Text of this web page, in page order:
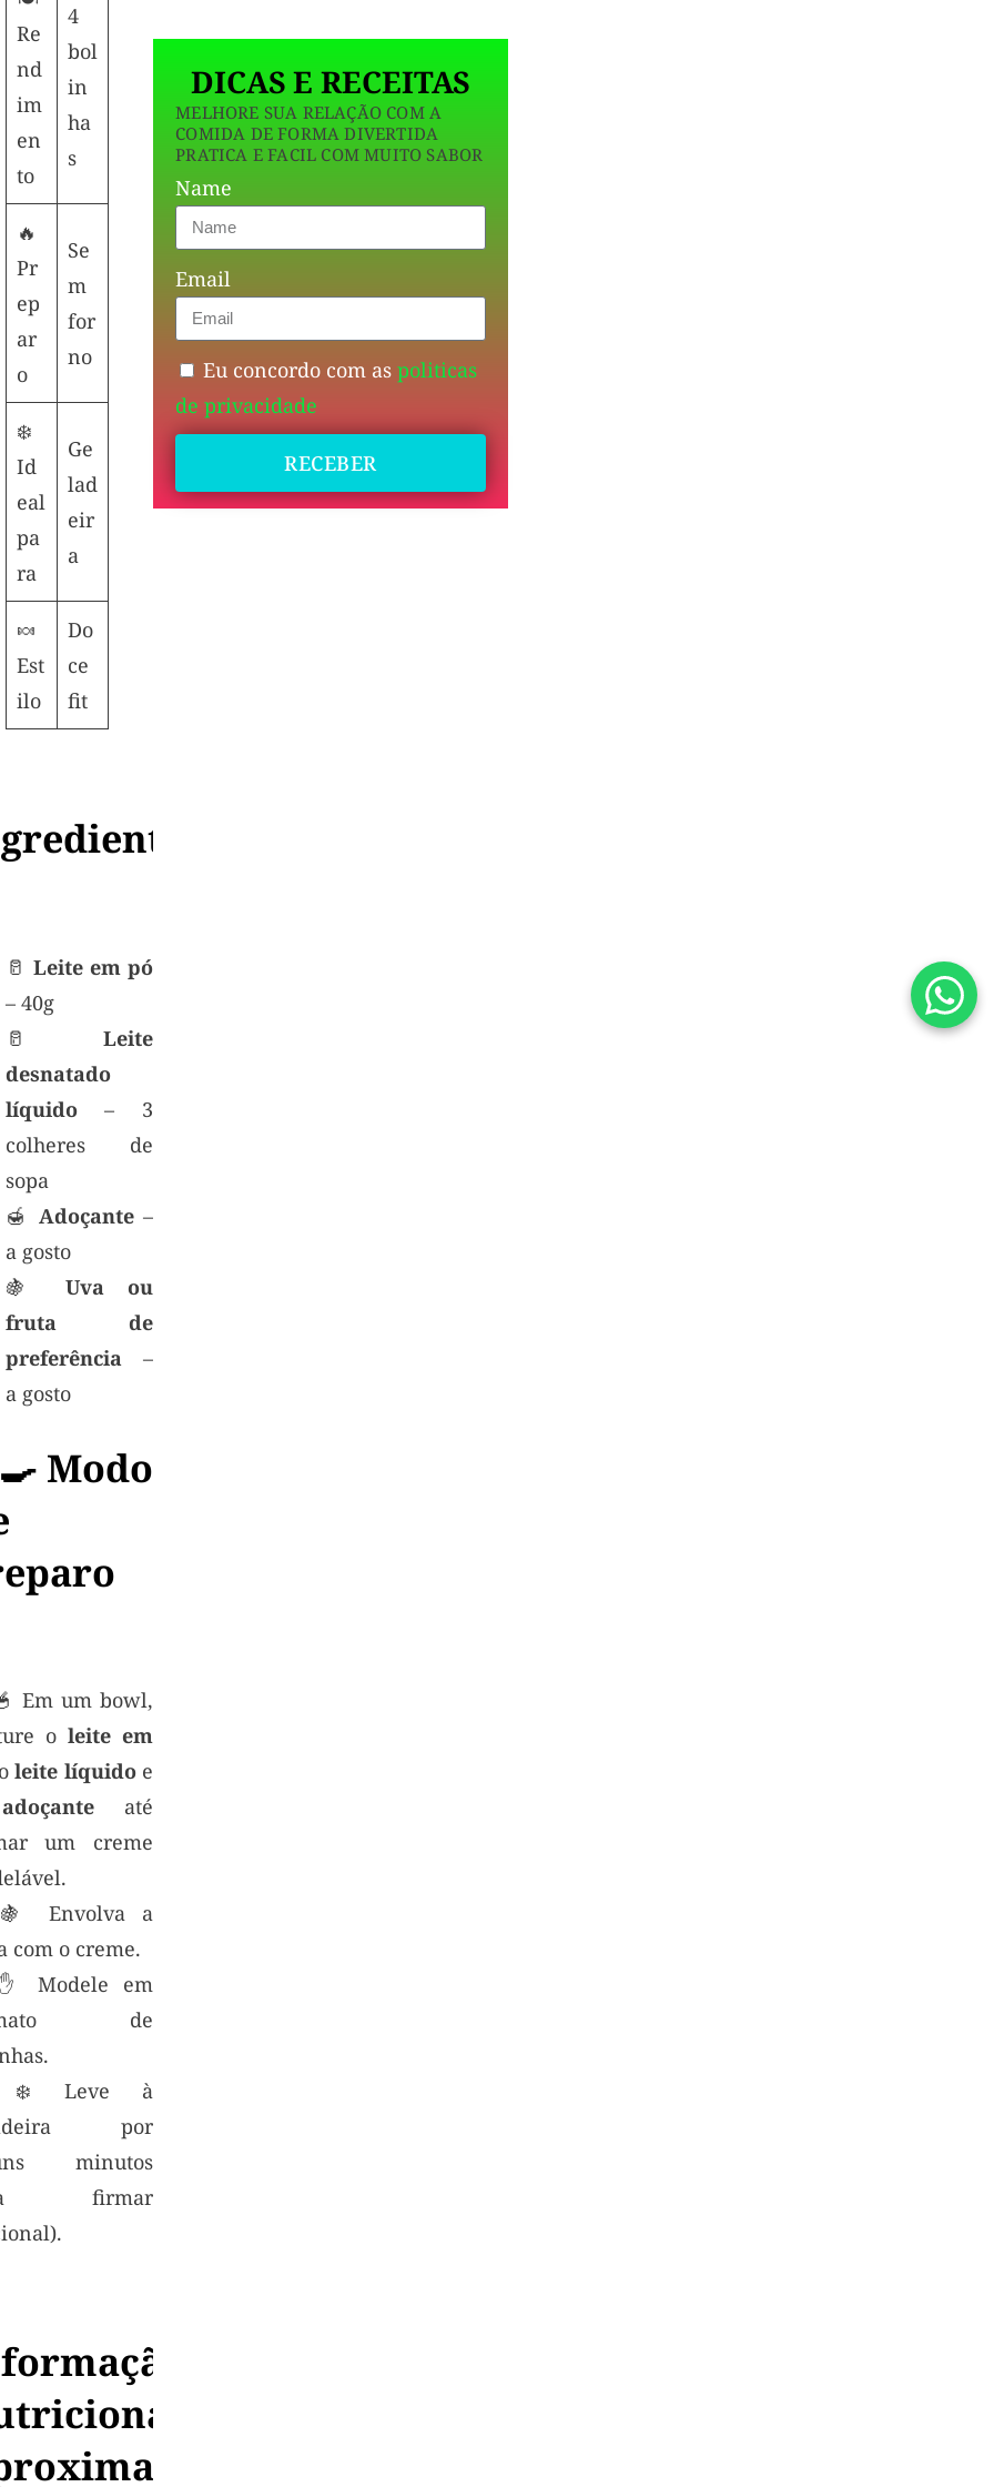
Re
nd
im
en
to
4
bol
in
ha
s
🔥
Pr
ep
ar
o
Se
m
for
no
❄️
Id
eal
pa
ra
Ge
lad
eir
a
🍬
Est
ilo
Do
ce
fit
🥛 Leite em pó
– 40g
🥛Leite
desnatado
líquido– 3
colheres de
sopa
🍯 Adoçante–
a gosto
🍇Uva ou
fruta de
preferência –
a gosto
Modo
Em um bowl,
o leite em
leite líquidoe
adoçanteaté
um creme
Envolva a
com o creme.
Modele em
de
❄️ Leve à
por
minutos
firmar
DICAS E RECEITAS
MELHORE SUA RELAÇÃO COM A
COMIDA DE FORMA DIVERTIDA
PRATICA E FACIL COM MUITO SABOR
Name
Email
Eu concordo com aspoliticas
de privacidade
RECEBER